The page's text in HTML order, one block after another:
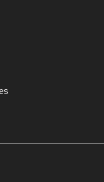
stap je